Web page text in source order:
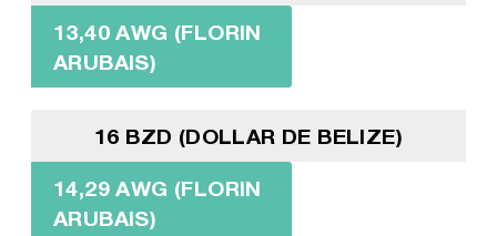
13,40 AWG (FLORIN
ARUBAIS)
16 BZD (DOLLAR DE BELIZE)
14,29 AWG (FLORIN
ARUBAIS)